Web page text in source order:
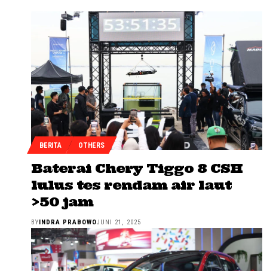
BERITA OTHERS
Baterai Chery Tiggo 8 CSH
lulus tes rendam air laut
>50 jam
BY INDRA PRABOWOJUNI 21, 2025